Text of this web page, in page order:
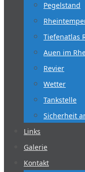
Pegelstand
Tiefenatlas
Auen im
Revier
Wetter
Tankstelle
Sicherheit
Links
Galerie
Kontakt